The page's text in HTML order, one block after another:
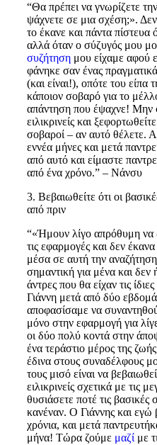
“Θα πρέπει να γνωρίζετε
ψάχνετε σε μια σχέση;».
το έκανε και πάντα πίστευα
αλλά όταν ο σύζυγός μου
συζήτηση μου είχαμε αφού
φάνηκε σαν ένας
(και είναι!), οπότε του είπα
κάποιον σοβαρό για το
απάντηση που έψαχνε! Μην
ειλικρινείς και
σοβαροί – αν αυτό θέλετε.
εννέα μήνες και μετά
από αυτό και είμαστε
από ένα χρόνο.” – Νάνσυ
3. Βεβαιωθείτε ότι οι
από πριν
“«Ήμουν λίγο απρόθυμη
τις εφαρμογές και δεν
μέσα σε αυτή την αναζήτηση
σημαντική για μένα και
άντρες που θα είχαν τις
Γιάννη μετά από δύο
αποφασίσαμε να
μόνο στην εφαρμογή για
οι δύο πολύ κοντά στην
ένα τεράστιο μέρος της
έδινα στους συναδέλφους
τους μισό είναι να
ειλικρινείς σχετικά με τις
θυσιάσετε ποτέ τις βασικές
κανέναν. Ο Γιάννης και εγώ
χρόνια, και μετά
μήνα! Τώρα ζούμε μαζί με